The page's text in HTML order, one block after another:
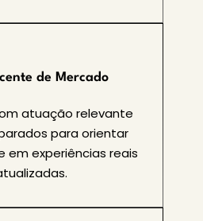
de Mercado
atuação relevante
para orientar
em experiências reais